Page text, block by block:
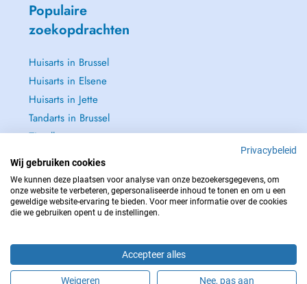
Populaire
zoekopdrachten
Huisarts in Brussel
Huisarts in Elsene
Huisarts in Jette
Tandarts in Brussel
Zie alle →
NEEM IN GEVAL VAN NOOD CONTACT OP MET : 112
Privacybeleid
Wij gebruiken cookies
We kunnen deze plaatsen voor analyse van onze bezoekersgegevens, om
onze website te verbeteren, gepersonaliseerde inhoud te tonen en om u een
geweldige website-ervaring te bieden. Voor meer informatie over de cookies
die we gebruiken opent u de instellingen.
Accepteer alles
Weigeren Nee, pas aan